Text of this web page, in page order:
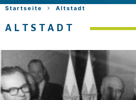
Startseite Altstadt
ALTSTADT